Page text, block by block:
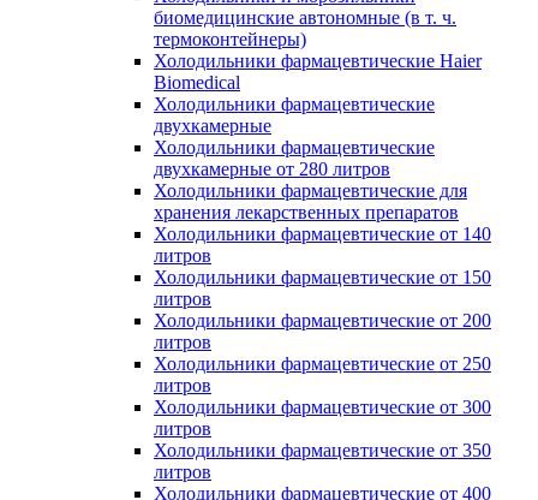
биомедицинские автономные (в т. ч.
термоконтейнеры)
Холодильники фармацевтические Haier
Biomedical
Холодильники фармацевтические
двухкамерные
Холодильники фармацевтические
двухкамерные от 280 литров
Холодильники фармацевтические для
хранения лекарственных препаратов
Холодильники фармацевтические от 140
литров
Холодильники фармацевтические от 150
литров
Холодильники фармацевтические от 200
литров
Холодильники фармацевтические от 250
литров
Холодильники фармацевтические от 300
литров
Холодильники фармацевтические от 350
литров
Холодильники фармацевтические от 400